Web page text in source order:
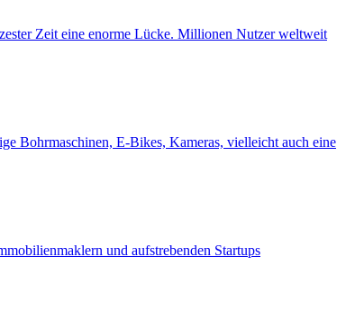
Zeit eine enorme Lücke. Millionen Nutzer weltweit
Bohrmaschinen, E-Bikes, Kameras, vielleicht auch eine
und aufstrebenden Startups